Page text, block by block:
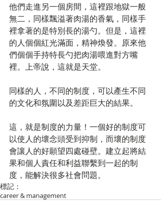
他們走進另一個房間，這裡跟地獄一般
無二，同樣飄溢著肉湯的香氣，同樣手
裡拿著的是特別長的湯勺。但是，這裡
的人個個紅光滿面，精神煥發。原來他
們個個手持特長勺把肉湯喂進對方嘴
裡。上帝說，這就是天堂。
同樣的人，不同的制度，可以產生不同
的文化和氛圍以及差距巨大的結果。
這，就是制度的力量！一個好的制度可
以使人的壞念頭受到抑制，而壞的制度
會讓人的好願望四處碰壁。建立起將結
果和個人責任和利益聯繫到一起的制
度，能解決很多社會問題。
標記：
career & management